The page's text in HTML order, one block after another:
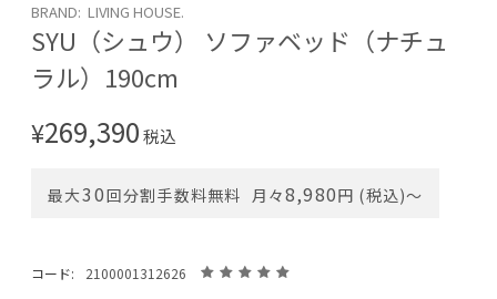
BRAND: LIVING HOUSE.
SYU（シュウ） ソファベッド（ナチュ
ラル）190cm
¥269,390税込
最大30回分割手数料無料 月々8,980円 (税込)〜
コード: 2100001312626